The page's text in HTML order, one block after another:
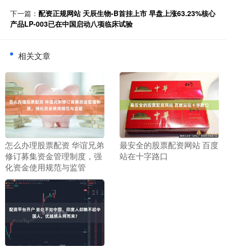
下一篇： 配资正规网站 天辰生物-B首挂上市 早盘上涨63.23%核心
产品LP-003已在中国启动八项临床试验
相关文章
​怎么办理股票配资 华谊兄弟
修订募集资金管理制度，强
化资金使用规范与监管
​最安全的股票配资网站 百度
站在十字路口